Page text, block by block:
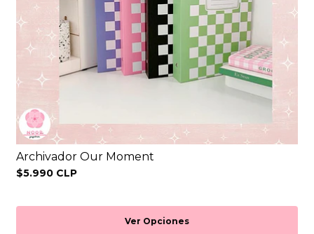
Archivador Our Moment
$5.990 CLP
Ver Opciones